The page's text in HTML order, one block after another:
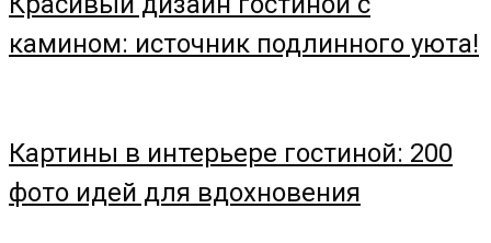
камином: источник подлинного уюта!
Картины в интерьере гостиной: 200
фото идей для вдохновения